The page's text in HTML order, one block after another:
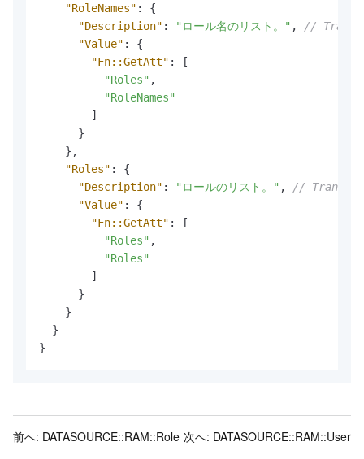
"RoleNames" :
{
"Description" : "ロール名のリスト。" ,
//
"Value" :
{
"Fn::GetAtt" :
[
"Roles" ,
"RoleNames"
]
}
} ,
"Roles" :
{
"Description" : "ロールのリスト。" ,
//
"Value" :
{
"Fn::GetAtt" :
[
"Roles" ,
"Roles"
]
}
}
}
}
前へ: DATASOURCE::RAM::Role 次へ: DATASOURCE::RAM::User